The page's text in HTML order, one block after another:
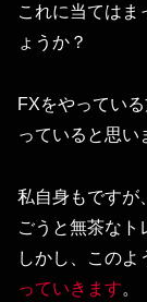
これに当てはま
ょうか？
FXをやってい
っていると思い
私自身もですが
ごうと無茶な
しかし、この
っていきます。